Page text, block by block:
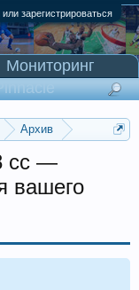
или зарегистрироваться
Архив
cc —
вашего
Мониторинг